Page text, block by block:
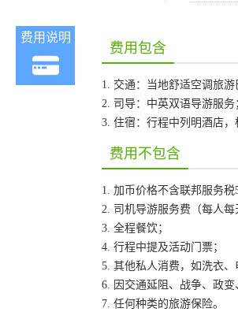
费用说明
费用包含
1. 交通：当地舒适空调旅游
2. 司导：中英双语导游服务
3. 住宿：行程中列明酒店，
费用不包含
1. 加币价格不含联邦服务税
2. 司机导游服务费（每人每
3. 全程餐饮；
4. 行程中提及活动门票；
5. 其他私人消费，如洗衣
6. 因交通延阻、战争、政
7. 任何种类的旅游保险。